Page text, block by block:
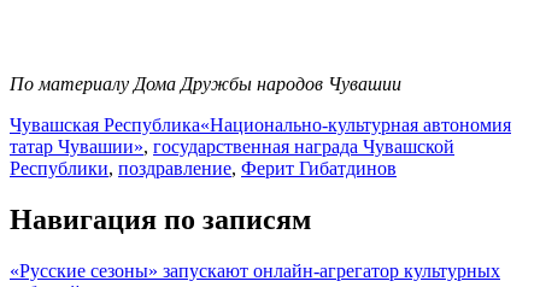
По материалу Дома Дружбы народов Чувашии
Чувашская Республика«Национально-культурная автономия
татар Чувашии», государственная награда Чувашской
Республики, поздравление, Ферит Гибатдинов
Навигация по записям
«Русские сезоны» запускают онлайн-агрегатор культурных